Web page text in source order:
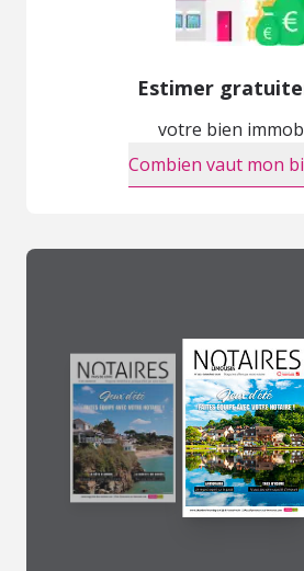
Estimer
votre bien
Combien vaut mon